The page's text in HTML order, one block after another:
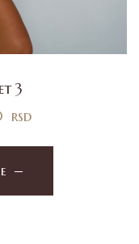
3
rsd